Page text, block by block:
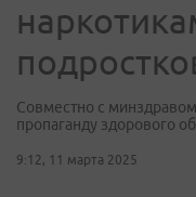
Совместно с
пропаганду здорового
9:12, 11 марта 2025